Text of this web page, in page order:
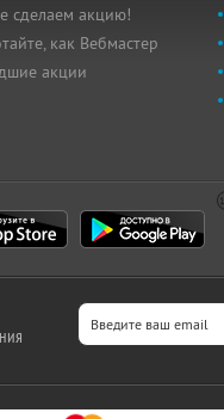
сделаем акцию!
как Вебмастер
акции